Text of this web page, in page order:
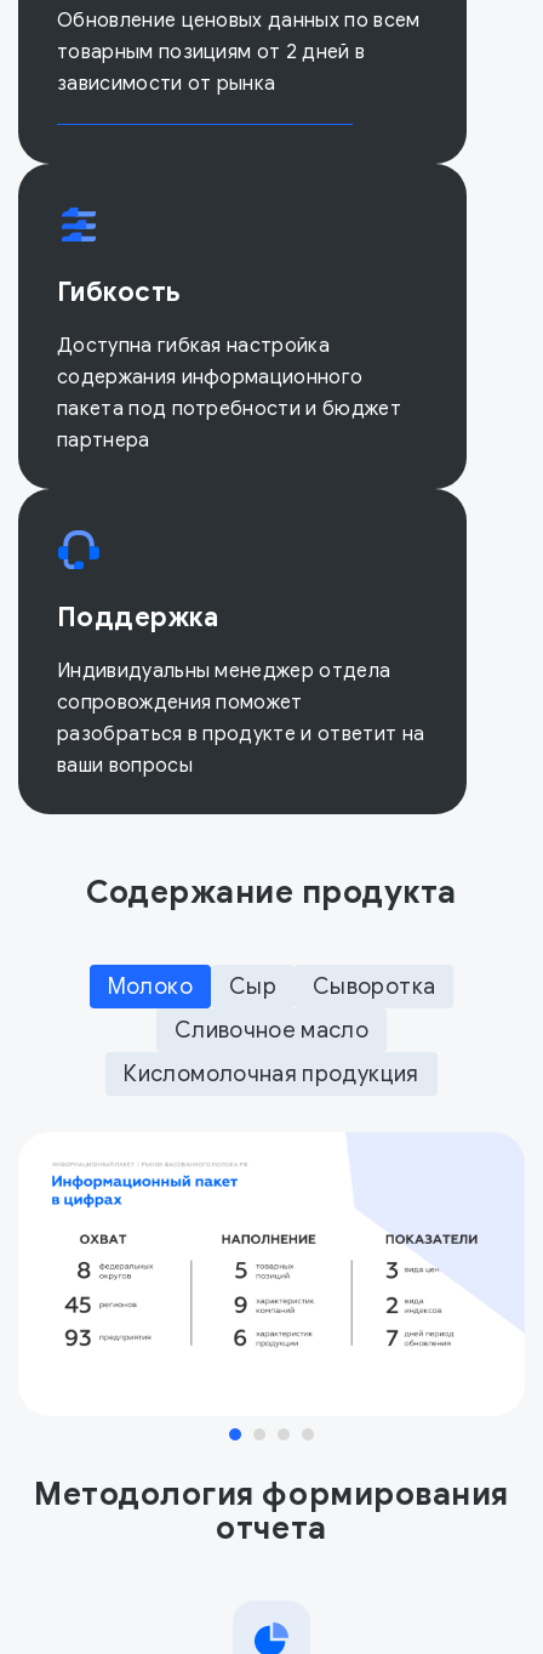
Обновление ценовых данных по всем
товарным позициям от 2 дней в
зависимости от рынка
Гибкость
Доступна гибкая настройка
содержания информационного
пакета под потребности и бюджет
партнера
Поддержка
Индивидуальны менеджер отдела
сопровождения поможет
разобраться в продукте и ответит на
ваши вопросы
Содержание продукта
Молоко Сыр
Сыворотка
Сливочное масло
Кисломолочная продукция
Методология формирования
отчета